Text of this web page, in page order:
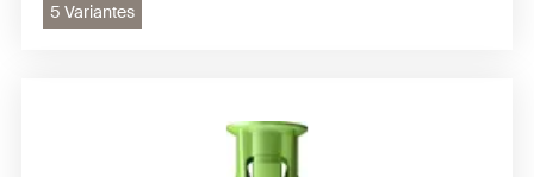
5 Variantes